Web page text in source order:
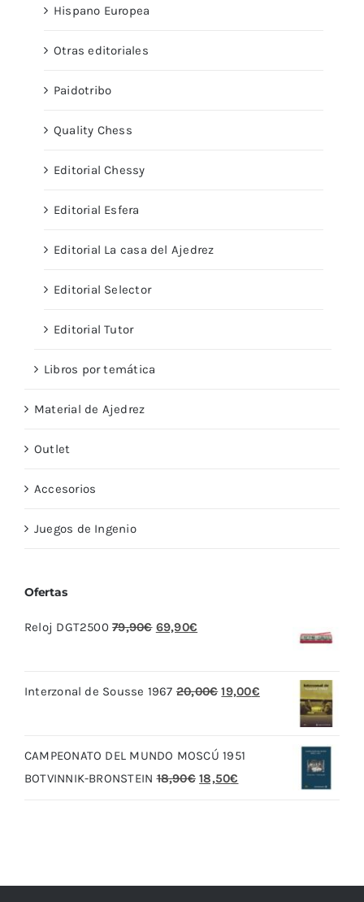
Hispano Europea
Otras editoriales
Paidotribo
Quality Chess
Editorial Chessy
Editorial Esfera
Editorial La casa del Ajedrez
Editorial Selector
Editorial Tutor
Libros por temática
Material de Ajedrez
Outlet
Accesorios
Juegos de Ingenio
Ofertas
Reloj DGT2500 79,90€ El
era:
69,90€
es:
Interzonal de Sousse 1967 20,00€ El
era:
20,00€.
19,00€El
CAMPEONATO DEL MUNDO MOSCÚ 1951
BOTVINNIK-BRONSTEIN 18,90€ El
18,50€